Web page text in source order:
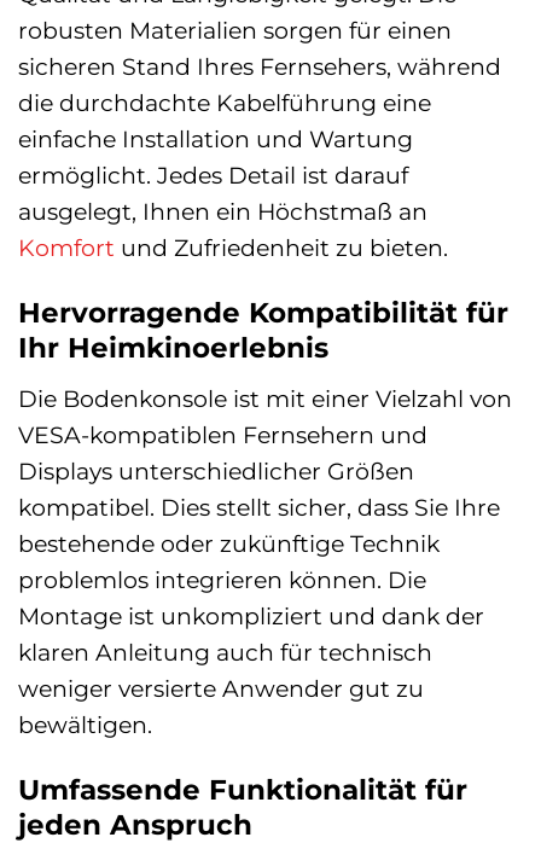
robusten Materialien sorgen für einen
sicheren Stand Ihres Fernsehers, während
die durchdachte Kabelführung eine
einfache Installation und Wartung
ermöglicht. Jedes Detail ist darauf
ausgelegt, Ihnen ein Höchstmaß an
Komfort und Zufriedenheit zu bieten.
Hervorragende Kompatibilität für
Ihr Heimkinoerlebnis
Die Bodenkonsole ist mit einer Vielzahl von
VESA-kompatiblen Fernsehern und
Displays unterschiedlicher Größen
kompatibel. Dies stellt sicher, dass Sie Ihre
bestehende oder zukünftige Technik
problemlos integrieren können. Die
Montage ist unkompliziert und dank der
klaren Anleitung auch für technisch
weniger versierte Anwender gut zu
bewältigen.
Umfassende Funktionalität für
jeden Anspruch